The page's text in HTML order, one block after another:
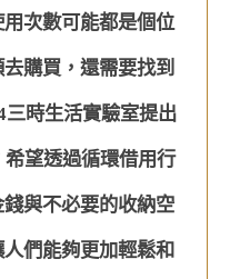
次數可能都是個位
購買，還需要找到
三時生活實驗室提出
希望透過循環借用行
與不必要的收納空
們能夠更加輕鬆和